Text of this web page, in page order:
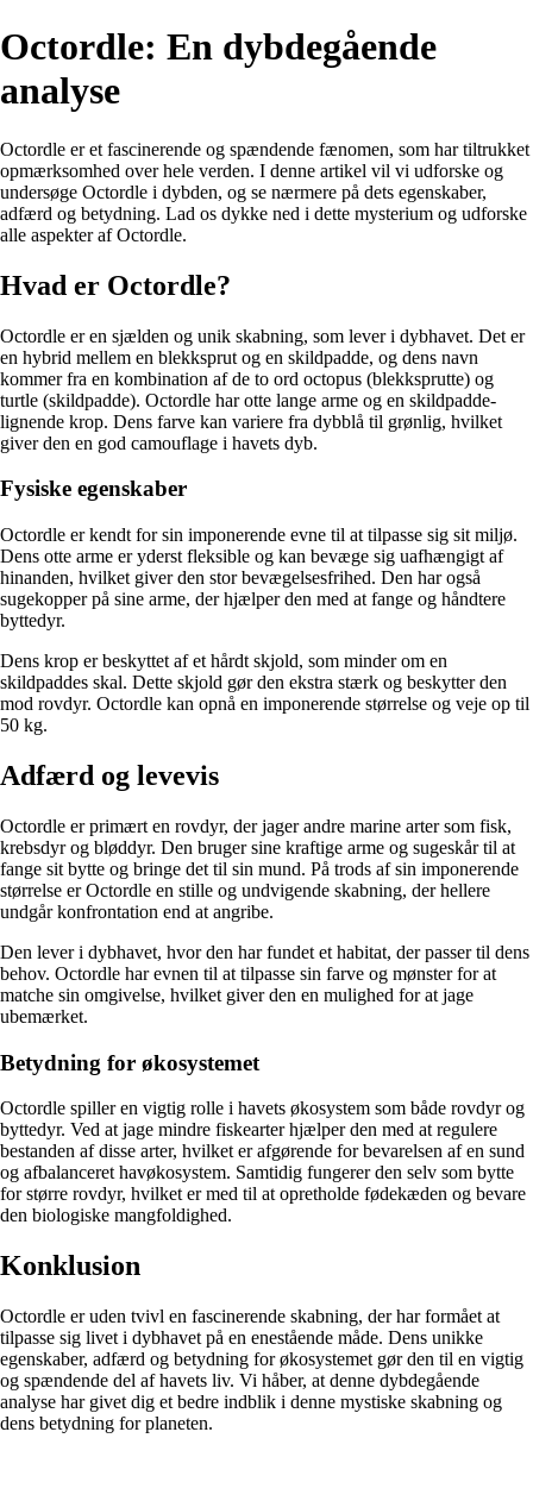
Octordle: En dybdegående
analyse
Octordle er et fascinerende og spændende fænomen, som har tiltrukket
opmærksomhed over hele verden. I denne artikel vil vi udforske og
undersøge Octordle i dybden, og se nærmere på dets egenskaber,
adfærd og betydning. Lad os dykke ned i dette mysterium og udforske
alle aspekter af Octordle.
Hvad er Octordle?
Octordle er en sjælden og unik skabning, som lever i dybhavet. Det er
en hybrid mellem en blekksprut og en skildpadde, og dens navn
kommer fra en kombination af de to ord octopus (blekksprutte) og
turtle (skildpadde). Octordle har otte lange arme og en skildpadde-
lignende krop. Dens farve kan variere fra dybblå til grønlig, hvilket
giver den en god camouflage i havets dyb.
Fysiske egenskaber
Octordle er kendt for sin imponerende evne til at tilpasse sig sit miljø.
Dens otte arme er yderst fleksible og kan bevæge sig uafhængigt af
hinanden, hvilket giver den stor bevægelsesfrihed. Den har også
sugekopper på sine arme, der hjælper den med at fange og håndtere
byttedyr.
Dens krop er beskyttet af et hårdt skjold, som minder om en
skildpaddes skal. Dette skjold gør den ekstra stærk og beskytter den
mod rovdyr. Octordle kan opnå en imponerende størrelse og veje op til
50 kg.
Adfærd og levevis
Octordle er primært en rovdyr, der jager andre marine arter som fisk,
krebsdyr og bløddyr. Den bruger sine kraftige arme og sugeskår til at
fange sit bytte og bringe det til sin mund. På trods af sin imponerende
størrelse er Octordle en stille og undvigende skabning, der hellere
undgår konfrontation end at angribe.
Den lever i dybhavet, hvor den har fundet et habitat, der passer til dens
behov. Octordle har evnen til at tilpasse sin farve og mønster for at
matche sin omgivelse, hvilket giver den en mulighed for at jage
ubemærket.
Betydning for økosystemet
Octordle spiller en vigtig rolle i havets økosystem som både rovdyr og
byttedyr. Ved at jage mindre fiskearter hjælper den med at regulere
bestanden af disse arter, hvilket er afgørende for bevarelsen af en sund
og afbalanceret havøkosystem. Samtidig fungerer den selv som bytte
for større rovdyr, hvilket er med til at opretholde fødekæden og bevare
den biologiske mangfoldighed.
Konklusion
Octordle er uden tvivl en fascinerende skabning, der har formået at
tilpasse sig livet i dybhavet på en enestående måde. Dens unikke
egenskaber, adfærd og betydning for økosystemet gør den til en vigtig
og spændende del af havets liv. Vi håber, at denne dybdegående
analyse har givet dig et bedre indblik i denne mystiske skabning og
dens betydning for planeten.